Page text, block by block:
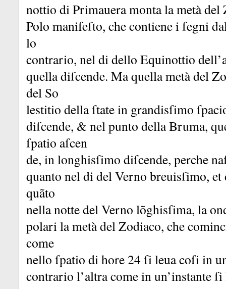
nottio di Primauera monta la metà del
Polo manifeſto, che contiene i ſegni
lo
contrario, nel di dello Equinottio
quella diſcende. Ma quella metà del
del So
lestitio della ſtate in grandisſimo
diſcende, & nel punto della Bruma,
ſpatio aſcen
de, in longhisſimo diſcende, perche
quanto nel di del Verno breuisſimo, et
quãto
nella notte del Verno lõghisſima, la
polari la metà del Zodiaco, che
come
nello ſpatio di hore 24 ſi leua coſi in
contrario l’altra come in un’instante